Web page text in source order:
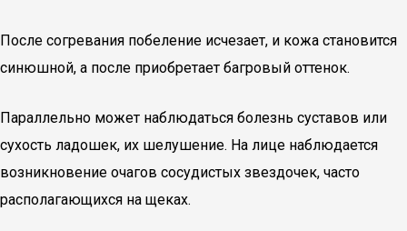
После согревания побеление исчезает, и кожа становится
синюшной, а после приобретает багровый оттенок.
Параллельно может наблюдаться болезнь суставов или
сухость ладошек, их шелушение. На лице наблюдается
возникновение очагов сосудистых звездочек, часто
располагающихся на щеках.